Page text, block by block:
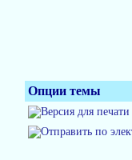
Опции темы